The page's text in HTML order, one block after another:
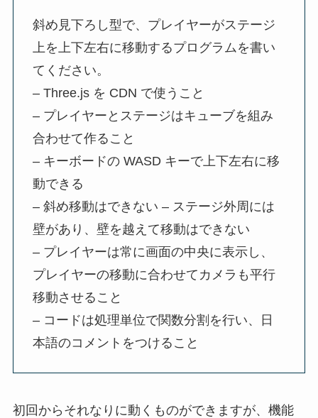
斜め見下ろし型で、プレイヤーがステージ
上を上下左右に移動するプログラムを書い
てください。
– Three.js を CDN で使うこと
– プレイヤーとステージはキューブを組み
合わせて作ること
– キーボードの WASD キーで上下左右に移
動できる
– 斜め移動はできない – ステージ外周には
壁があり、壁を越えて移動はできない
– プレイヤーは常に画面の中央に表示し、
プレイヤーの移動に合わせてカメラも平行
移動させること
– コードは処理単位で関数分割を行い、日
本語のコメントをつけること
初回からそれなりに動くものができますが、機能